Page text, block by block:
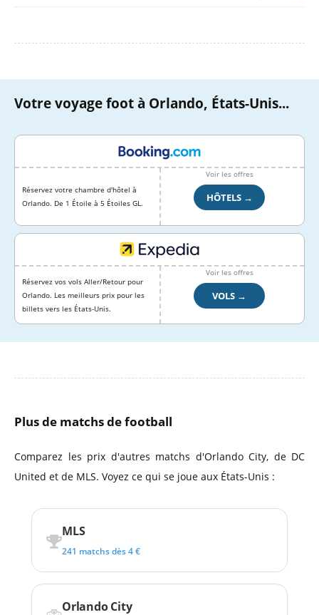
Votre voyage foot à Orlando, États-Unis...
Réservez votre chambre d'hôtel à
Orlando. De 1 Étoile à 5 Étoiles GL.
Voir les offres
HÔTELS →
Réservez vos vols Aller/Retour pour
Orlando. Les meilleurs prix pour les
billets vers les États-Unis.
Voir les offres
VOLS →
Plus de matchs de football
Comparez les prix d'autres matchs d'Orlando City, de DC
United et de MLS. Voyez ce qui se joue aux États-Unis :
MLS
241 matchs dès 4 €
Orlando City